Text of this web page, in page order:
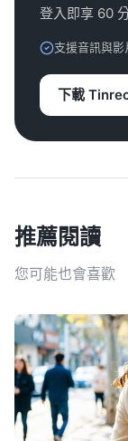
登入即享 60
支援音訊與
下載
推薦閱讀
您可能也會喜歡